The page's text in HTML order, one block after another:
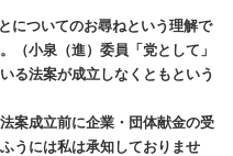
についてのお尋ねという理解で
（小泉（進）委員「党として」
る法案が成立しなくともという
案成立前に企業・団体献金の受
うには私は承知しておりませ